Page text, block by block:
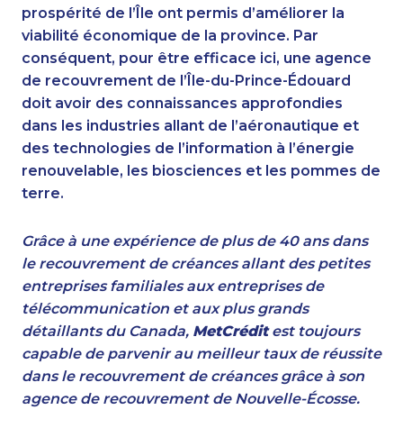
prospérité de l’Île ont permis d’améliorer la
viabilité économique de la province. Par
conséquent, pour être efficace ici, une agence
de recouvrement de l’Île-du-Prince-Édouard
doit avoir des connaissances approfondies
dans les industries allant de l’aéronautique et
des technologies de l’information à l’énergie
renouvelable, les biosciences et les pommes de
terre.
Grâce à une expérience de plus de 40 ans dans
le recouvrement de créances allant des petites
entreprises familiales aux entreprises de
télécommunication et aux plus grands
détaillants du Canada, MetCréditest toujours
capable de parvenir au meilleur taux de réussite
dans le recouvrement de créances grâce à son
agence de recouvrement de Nouvelle-Écosse.